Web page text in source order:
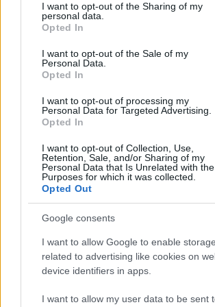
not limited to your visit or usage behaviour.
grant or deny consent to Google and its
use your data for below specified purposes
consent section.
I want to opt-out of the Sharing of my
personal data.
Opted In
I want to opt-out of the Sale of my
Personal Data.
Opted In
I want to opt-out of processing my
Personal Data for Targeted Advertising.
Opted In
I want to opt-out of Collection, Use,
Retention, Sale, and/or Sharing of my
Personal Data that Is Unrelated with the
Purposes for which it was collected.
Opted Out
Google consents
I want to allow Google to enable storage
related to advertising like cookies on
device identifiers in apps.
I want to allow my user data to be sent